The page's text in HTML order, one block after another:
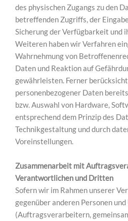
des physischen Zugangs zu den
betreffenden Zugriffs, der
Sicherung der Verfügbarkeit und
Weiteren haben wir Verfahren
Wahrnehmung von
Daten und Reaktion auf
gewährleisten. Ferner
personenbezogener Daten
bzw. Auswahl von Hardware,
entsprechend dem Prinzip des
Technikgestaltung und durch
Voreinstellungen.
Zusammenarbeit mit
Verantwortlichen und Dritten
Sofern wir im Rahmen unserer
gegenüber anderen Personen
(Auftragsverarbeitern,